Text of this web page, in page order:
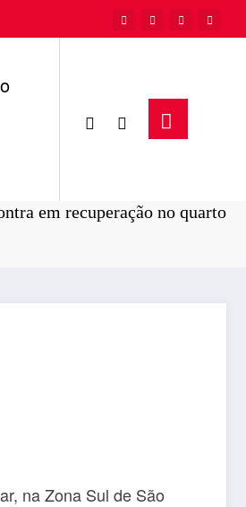
em recuperação no quarto
na Zona Sul de São